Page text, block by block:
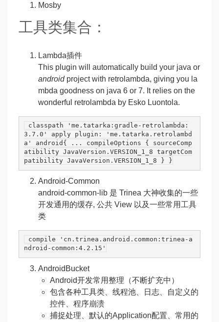
Mosby
工具类集合：
Lambda插件
This plugin will automatically build your java or
androidproject with retrolambda, giving you la
mbda goodness on java 6 or 7. It relies on the
wonderful retrolambda by Esko Luontola.
classpath
'me.tatarka:gradle-retrolambda:
3.7.0'
apply plugin:
'me.tatarka.retrolambd
a'
android{ ... compileOptions { sourceComp
atibility JavaVersion.VERSION_1_8 targetCom
patibility JavaVersion.VERSION_1_8 } }
Android-Common
android-common-lib 是 Trinea 大神收集的一些
开发通用的缓存, 公共 View 以及一些常用工具
类
compile
'cn.trinea.android.common:trinea-a
ndroid-common:4.2.15'
AndroidBucket
Android开发常用整理（不断扩充中）
包含各种工具类、线程池、日志、自定义的
控件、程序崩溃
捕捉处理、默认的Application配置、常用的